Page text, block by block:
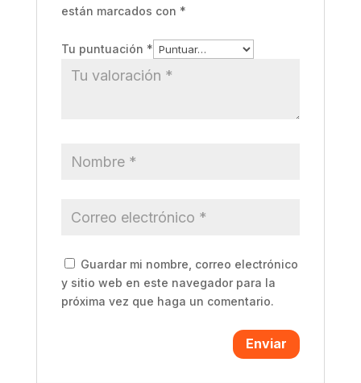
están marcados con *
Tu puntuación *
Guardar mi nombre, correo electrónico
y sitio web en este navegador para la
próxima vez que haga un comentario.